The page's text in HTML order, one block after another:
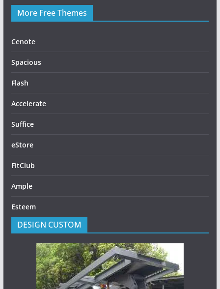
More Free Themes
Cenote
Spacious
Flash
Accelerate
Suffice
eStore
FitClub
Ample
Esteem
DESIGN CUSTOM